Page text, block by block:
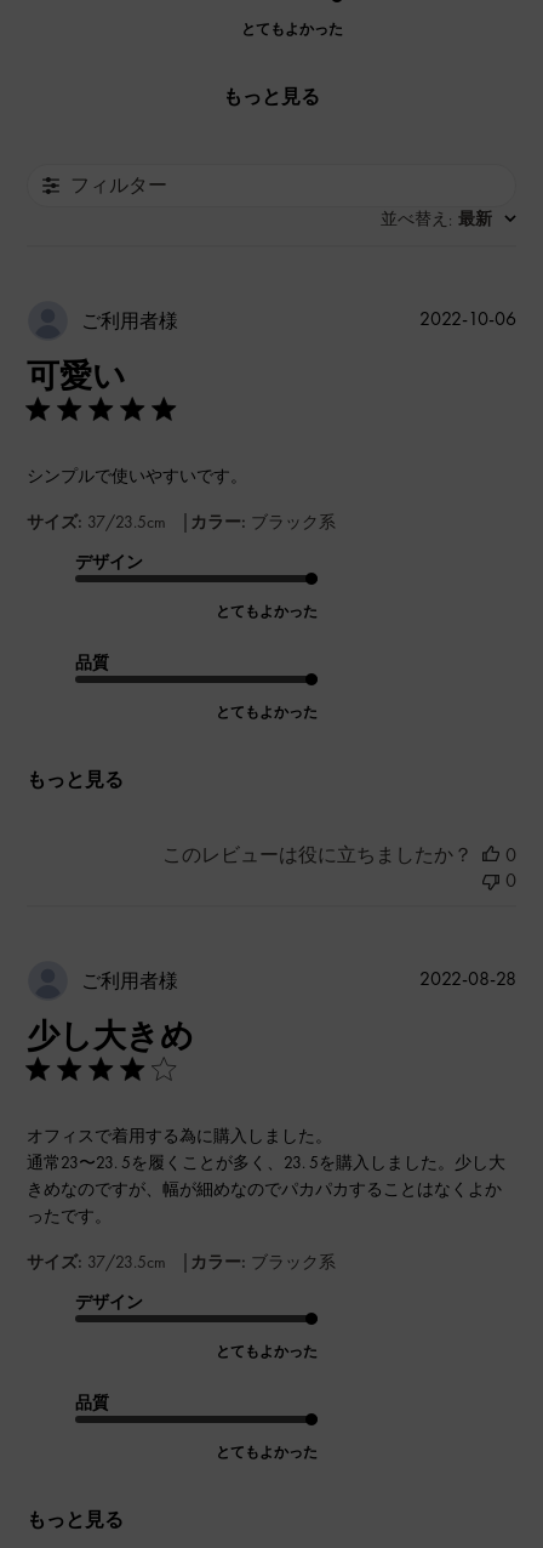
とてもよかった
もっと見る
フィルター
並べ替え : 最新
ご利用者様
可愛い
シンプルで使いやすいです。
サイズ: 37/23.5cm | カラー: ブラック系
デザイン
とてもよかった
品質
とてもよかった
もっと見る
公
2022-10-06
このレビューは役に立ちましたか？
0
0
ご利用者様
少し大きめ
オフィスで着用する為に購入しました。
通常23〜23. 5を履くことが多く、23. 5を購入しました。少し大
きめなのですが、幅が細めなのでパカパカすることはなくよか
ったです。
サイズ: 37/23.5cm | カラー: ブラック系
デザイン
とてもよかった
品質
とてもよかった
もっと見る
公
2022-08-28